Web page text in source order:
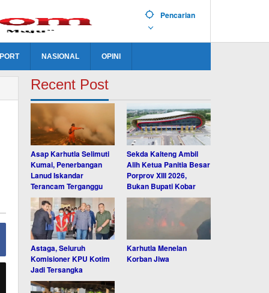
Pencarian
NASIONAL OPINI
Recent Post
Asap Karhutla Selimuti
Kumai, Penerbangan
Lanud Iskandar
Terancam Terganggu
Sekda Kalteng Ambil
Alih Ketua Panitia Besar
Porprov XIII 2026,
Bukan Bupati Kobar
Astaga, Seluruh
Komisioner KPU Kotim
Jadi Tersangka
Karhutla Menelan
Korban Jiwa